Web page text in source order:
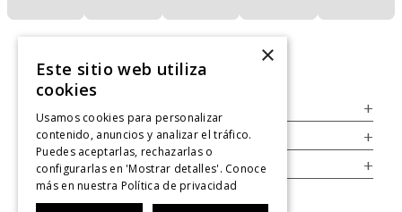
+
Legal +
Cuenta +
×
Este sitio web utiliza
cookies
Usamos cookies para personalizar
contenido, anuncios y analizar el tráfico.
Puedes aceptarlas, rechazarlas o
configurarlas en 'Mostrar detalles'. Conoce
más en nuestra Política de privacidad